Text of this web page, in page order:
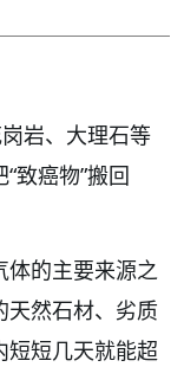
岩、大理石等
致癌物”搬回
体的主要来源之
天然石材、劣质
短短几天就能超